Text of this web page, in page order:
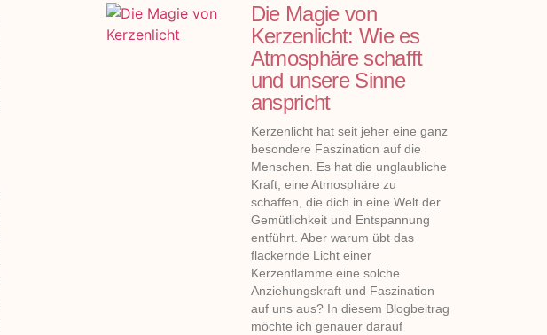
Die Magie von
Kerzenlicht: Wie es
Atmosphäre schafft
und unsere Sinne
anspricht
Kerzenlicht hat seit jeher eine ganz
besondere Faszination auf die
Menschen. Es hat die unglaubliche
Kraft, eine Atmosphäre zu
schaffen, die dich in eine Welt der
Gemütlichkeit und Entspannung
entführt. Aber warum übt das
flackernde Licht einer
Kerzenflamme eine solche
Anziehungskraft und Faszination
auf uns aus? In diesem Blogbeitrag
möchte ich genauer darauf